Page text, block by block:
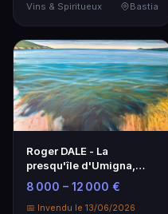
Vins & Spiritueux
Bastia
Roger DALE - La
presqu'île d'Umigna,
Cargèse, Corse - Œuvre
d'art
8 000 – 12 000 €
📅 Invendu le 13/06/2026